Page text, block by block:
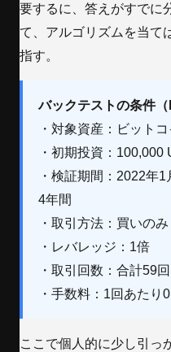
要するに、答えがすでに
て、アルゴリズムを当て
指す。
バックテストの条件
・対象資産：ビット
・初期投資：100,000
・検証期間：2022年
4年間
・取引方法：買いのみ
・レバレッジ：1倍
・取引回数：合計59
・手数料：1回あたり
ここで個人的に少し引っ